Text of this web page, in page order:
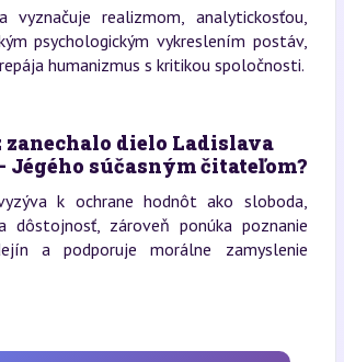
vyznačuje realizmom, analytickosťou,
psychologickým vykreslením postáv,
humanizmus s kritikou spoločnosti.
dielo Ladislava
Jégého súčasným čitateľom?
k ochrane hodnôt ako sloboda,
dôstojnosť, zároveň ponúka poznanie
a podporuje morálne zamyslenie